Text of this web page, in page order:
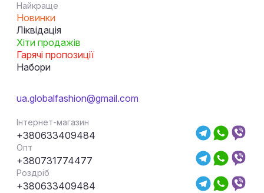
Найкраще
Новинки
Ліквідація
Хіти продажів
Гарячі пропозиції
Набори
ua.globalfashion@gmail.com
Інтернет-магазин
+380633409484
Опт
+380731774477
Роздріб
+380633409484